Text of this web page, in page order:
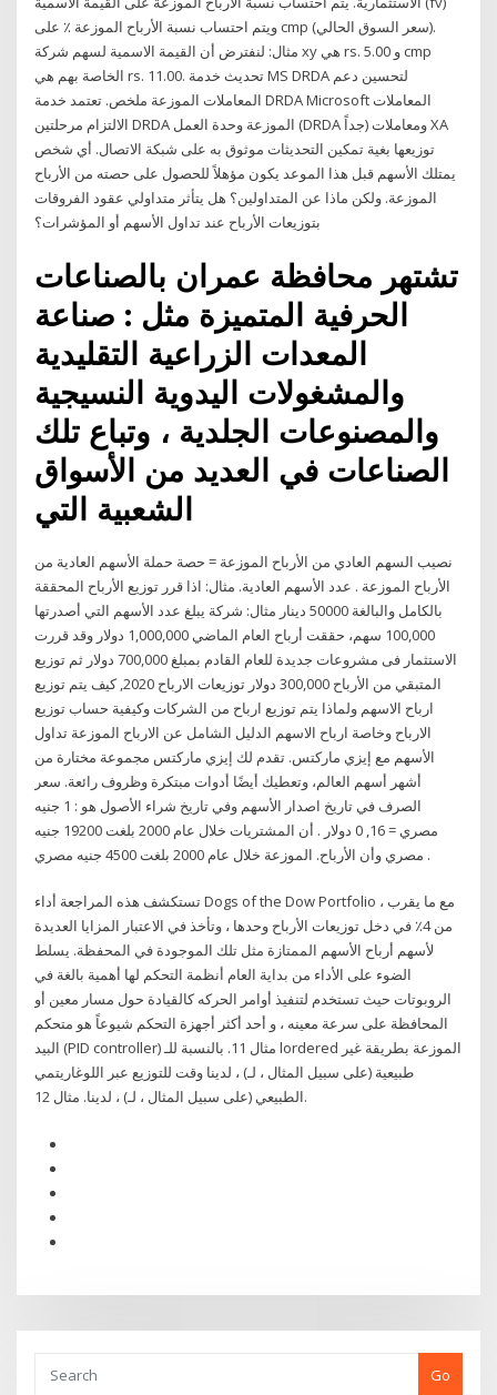
ويتم احتساب نسبة الأرباح الموزعة ٪ على cmp (سعر السوق الحالي).
مثال: لنفترض أن القيمة الاسمية لسهم شركة xy هي rs. 5.00 و cmp
الخاصة بهم هي rs. 11.00. تحديث خدمة MS DRDA لتحسين دعم
المعاملات الموزعة ملخص. تعتمد خدمة DRDA Microsoft المعاملات
الالتزام مرحلتين DRDA الموزعة وحدة العمل (DRDA جداً) ومعاملات XA
توزيعها بغية تمكين التحديثات موثوق به على شبكة الاتصال. أي شخص
يمتلك الأسهم قبل هذا الموعد يكون مؤهلاً للحصول على حصته من الأرباح
الموزعة. ولكن ماذا عن المتداولين؟ هل يتأثر متداولي عقود الفروقات
بتوزيعات الأرباح عند تداول الأسهم أو المؤشرات؟
تشتهر محافظة عمران بالصناعات
الحرفية المتميزة مثل : صناعة
المعدات الزراعية التقليدية
والمشغولات اليدوية النسيجية
والمصنوعات الجلدية ، وتباع تلك
الصناعات في العديد من الأسواق
الشعبية التي
نصيب السهم العادي من الأرباح الموزعة = حصة حملة الأسهم العادية من
الأرباح الموزعة . عدد الأسهم العادية. مثال: اذا قرر توزيع الأرباح المحققة
بالكامل والبالغة 50000 دينار مثال: شركة يبلغ عدد الأسهم التي أصدرتها
100,000 سهم، حققت أرباح العام الماضي 1,000,000 دولار وقد قررت
الاستثمار فى مشروعات جديدة للعام القادم بمبلغ 700,000 دولار ثم توزيع
المتبقي من الأرباح 300,000 دولار توزيعات الارباح 2020, كيف يتم توزيع
ارباح الاسهم ولماذا يتم توزيع ارباح من الشركات وكيفية حساب توزيع
الارباح وخاصة ارباح الاسهم الدليل الشامل عن الارباح الموزعة تداول
الأسهم مع إيزي ماركتس. تقدم لك إيزي ماركتس مجموعة مختارة من
أشهر أسهم العالم، وتعطيك أيضًا أدوات مبتكرة وظروف رائعة. سعر
الصرف في تاريخ اصدار الأسهم وفي تاريخ شراء الأصول هو : 1 جنيه
مصري = 16, 0 دولار . أن المشتريات خلال عام 2000 بلغت 19200 جنيه
مصري وأن الأرباح. الموزعة خلال عام 2000 بلغت 4500 جنيه مصري .
تستكشف هذه المراجعة أداء Dogs of the Dow Portfolio ، مع ما يقرب
من 4٪ في دخل توزيعات الأرباح وحدها ، وتأخذ في الاعتبار المزايا العديدة
لأسهم أرباح الأسهم الممتازة مثل تلك الموجودة في المحفظة. يسلط
الضوء على الأداء من بداية العام أنظمة التحكم لها أهمية بالغة في
الروبوتات حيث تستخدم لتنفيذ أوامر الحركه كالقيادة حول مسار معين أو
المحافظة على سرعة معينه ، و أحد أكثر أجهزة التحكم شيوعاً هو متحكم
البيد (PID controller) مثال 11. بالنسبة للـ lordered الموزعة بطريقة غير
طبيعية (على سبيل المثال ، لـ) ، لدينا وقت للتوزيع عبر اللوغاريتمي
الطبيعي (على سبيل المثال ، لـ) ، لدينا. مثال 12.
Go